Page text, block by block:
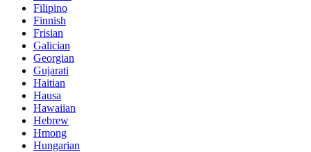
Filipino
Finnish
Frisian
Galician
Georgian
Gujarati
Haitian
Hausa
Hawaiian
Hebrew
Hmong
Hungarian